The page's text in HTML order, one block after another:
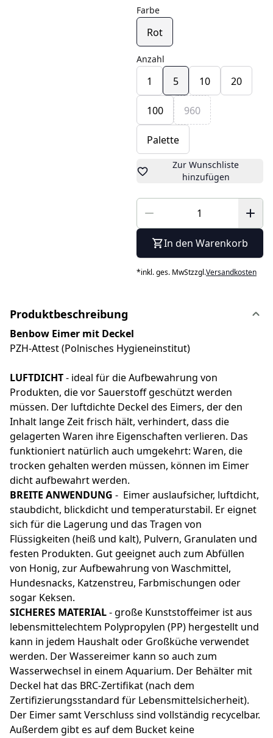
Farbe
Rot
Anzahl
1 5 10 20
100 960
Palette
Zur Wunschliste
hinzufügen
In den Warenkorb
*inkl. ges. MwStzzgl.Versandkosten
Produktbeschreibung
Benbow Eimer mit Deckel
PZH-Attest (Polnisches Hygieneinstitut)
LUFTDICHT- ideal für die Aufbewahrung von
Produkten, die vor Sauerstoff geschützt werden
müssen. Der luftdichte Deckel des Eimers, der den
Inhalt lange Zeit frisch hält, verhindert, dass die
gelagerten Waren ihre Eigenschaften verlieren. Das
funktioniert natürlich auch umgekehrt: Waren, die
trocken gehalten werden müssen, können im Eimer
dicht aufbewahrt werden.
BREITE ANWENDUNG - Eimer auslaufsicher, luftdicht,
staubdicht, blickdicht und temperaturstabil. Er eignet
sich für die Lagerung und das Tragen von
Flüssigkeiten (heiß und kalt), Pulvern, Granulaten und
festen Produkten. Gut geeignet auch zum Abfüllen
von Honig, zur Aufbewahrung von Waschmittel,
Hundesnacks, Katzenstreu, Farbmischungen oder
sogar Keksen.
SICHERES MATERIAL- große Kunststoffeimer ist aus
lebensmittelechtem Polypropylen (PP) hergestellt und
kann in jedem Haushalt oder Großküche verwendet
werden. Der Wassereimer kann so auch zum
Wasserwechsel in einem Aquarium. Der Behälter mit
Deckel hat das BRC-Zertifikat (nach dem
Zertifizierungsstandard für Lebensmittelsicherheit).
Der Eimer samt Verschluss sind vollständig recycelbar.
Außerdem gibt es auf dem Bucket keine